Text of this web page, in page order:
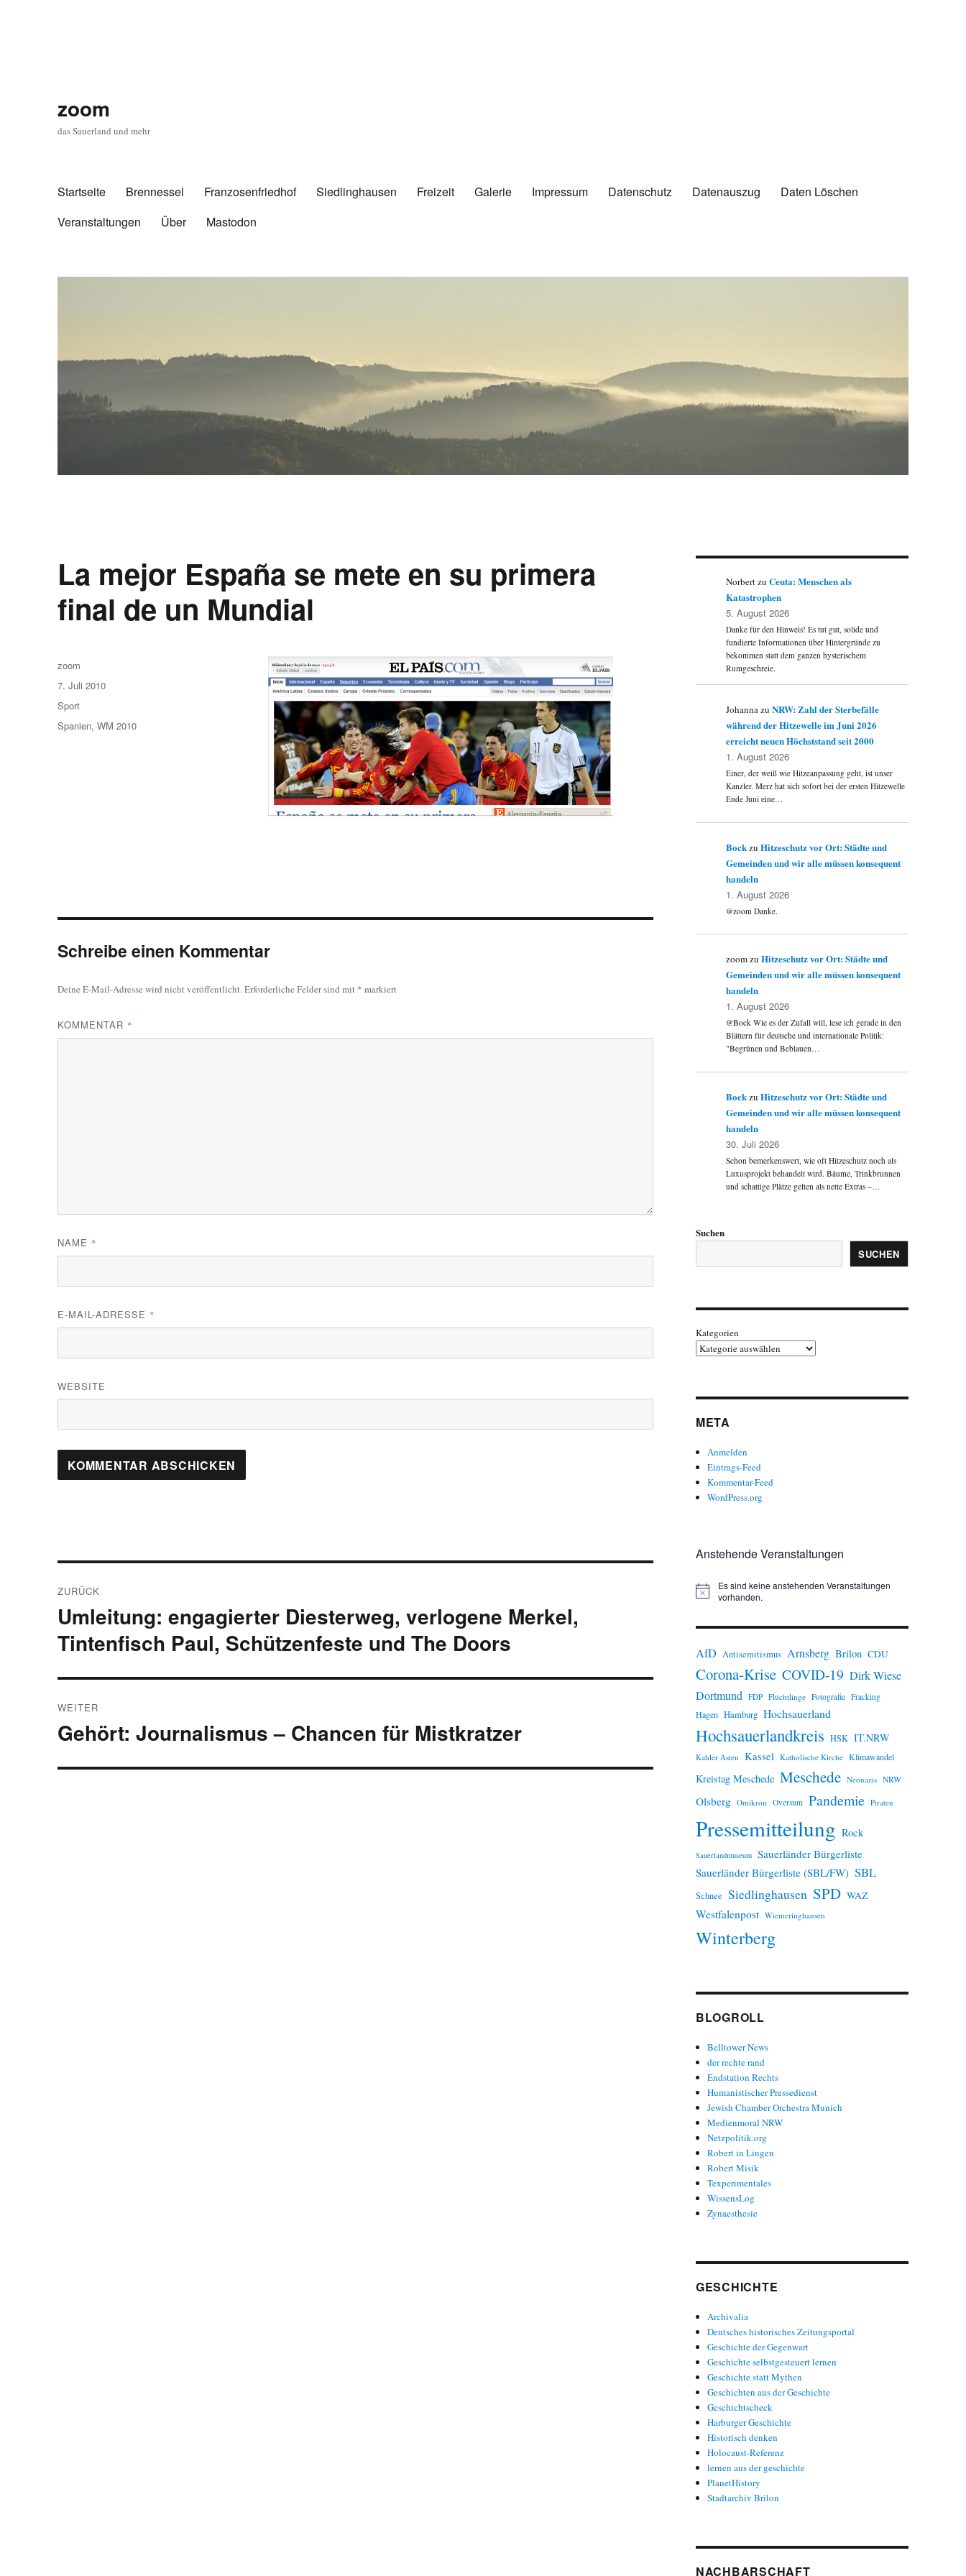
zoom
das Sauerland und mehr
Startseite Brennessel Franzosenfriedhof Siedlinghausen Freizeit Galerie Impressum Datenschutz Datenauszug
Daten Löschen
Veranstaltungen
Über Mastodon
La mejor España se mete en su primera
final de un Mundial
Autor
zoom
Veröffentlicht
am
7. Juli 2010
Kategorien
Sport
Schlagwörter
Spanien,WM 2010
Schreibe einen Kommentar
Deine E-Mail-Adresse wird nicht veröffentlicht.Erforderliche Felder sind mit * markiert
KOMMENTAR *
NAME *
E-MAIL-ADRESSE *
WEBSITE
ZURÜCK
Vorheriger
Beitrag:
Umleitung: engagierter Diesterweg, verlogene Merkel,
Tintenfisch Paul, Schützenfeste und The Doors
WEITER
Nächster
Gehört: Journalismus – Chancen für Mistkratzer
NorbertzuCeuta: Menschen als
Katastrophen
5. August 2026
Danke für den Hinweis! Es tut gut, solide und
fundierte Informationen über Hintergründe zu
bekommen statt dem ganzen hysterischem
Rumgeschreie.
JohannazuNRW: Zahl der Sterbefälle
während der Hitzewelle im Juni 2026
erreicht neuen Höchststand seit 2000
1. August 2026
Einer, der weiß wie Hitzeanpassung geht, ist unser
Kanzler. Merz hat sich sofort bei der ersten Hitzewelle
Ende Juni eine…
BockzuHitzeschutz vor Ort: Städte und
Gemeinden und wir alle müssen konsequent
handeln
1. August 2026
@zoom Danke.
zoomzuHitzeschutz vor Ort: Städte und
Gemeinden und wir alle müssen konsequent
handeln
1. August 2026
@Bock Wie es der Zufall will, lese ich gerade in den
Blättern für deutsche und internationale Politik:
"Begrünen und Beblauen…
BockzuHitzeschutz vor Ort: Städte und
Gemeinden und wir alle müssen konsequent
handeln
30. Juli 2026
Schon bemerkenswert, wie oft Hitzeschutz noch als
Luxusprojekt behandelt wird. Bäume, Trinkbrunnen
und schattige Plätze gelten als nette Extras –…
Suchen
SUCHEN
Kategorien
META
Anmelden
Eintrags-Feed
Kommentar-Feed
WordPress.org
Anstehende Veranstaltungen
H
w
Es sind keine anstehenden Veranstaltungen
vorhanden.
AfD Antisemitismus Arnsberg Brilon CDU
Corona-Krise COVID-19 Dirk Wiese
Dortmund FDP Flüchtlinge Fotografie Fracking
Hagen Hamburg Hochsauerland
Hochsauerlandkreis HSK IT.NRW
Kahler Asten Kassel Katholische Kirche Klimawandel
Kreistag Meschede Meschede Neonazis NRW
Olsberg Omikron Oversum Pandemie Piraten
Pressemitteilung Rock
Sauerlandmuseum Sauerländer Bürgerliste
Sauerländer Bürgerliste (SBL/FW) SBL
Schnee Siedlinghausen SPD WAZ
Westfalenpost Wiemeringhausen
Winterberg
BLOGROLL
Belltower News
der rechte rand
Endstation Rechts
Humanistischer Pressedienst
Jewish Chamber Orchestra Munich
Medienmoral NRW
Netzpolitik.org
Robert in Lingen
Robert Misik
Texperimentales
WissensLog
Zynaesthesie
GESCHICHTE
Archivalia
Deutsches historisches Zeitungsportal
Geschichte der Gegenwart
Geschichte selbstgesteuert lernen
Geschichte statt Mythen
Geschichten aus der Geschichte
Geschichtscheck
Harburger Geschichte
Historisch denken
Holocaust-Referenz
lernen aus der geschichte
PlanetHistory
Stadtarchiv Brilon
NACHBARSCHAFT